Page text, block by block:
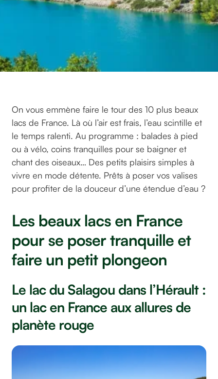
On vous emmène faire le tour des 10 plus beaux
lacs de France. Là où l’air est frais, l’eau scintille et
le temps ralenti. Au programme : balades à pied
ou à vélo, coins tranquilles pour se baigner et
chant des oiseaux… Des petits plaisirs simples à
vivre en mode détente. Prêts à poser vos valises
pour profiter de la douceur d’une étendue d’eau ?
Les beaux lacs en France
pour se poser tranquille et
faire un petit plongeon
Le lac du Salagou dans l’Hérault :
un lac en France aux allures de
planète rouge